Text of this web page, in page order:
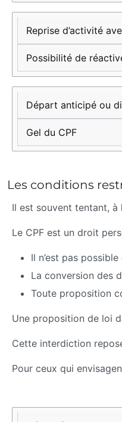
Reprise d’activité
Possibilité de
Départ anticipé ou
Gel du CPF
Les conditions
Il est souvent tentant,
Le CPF est un droit
Il n’est pas
La conversion des
Toute proposition
Une proposition de loi
Cette interdiction
Pour ceux qui
Situation
Transfert